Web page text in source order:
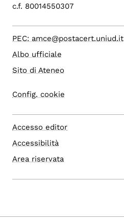
c.f. 80014550307
PEC: amce@postacert.uniud.it
Albo ufficiale
Sito di Ateneo
Config. cookie
Accesso editor
Accessibilità
Area riservata